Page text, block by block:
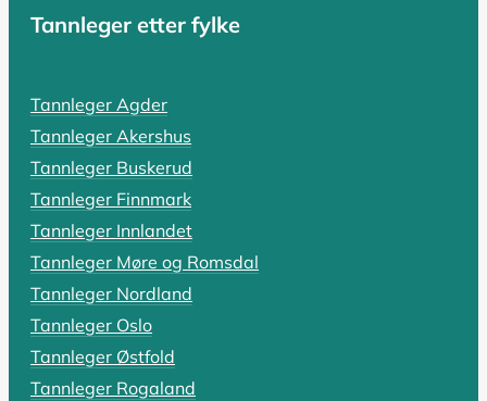
Tannlegevakt: Hva koster
En pulserende tannpine som holder deg våken, en
LES HELE ARTIKKELEN
SIST OPPDATERT 19. OKTOBER 2025
Rotfylling: Alt du må vite om pris,
Har du fått beskjed om at du trenger en rotfylling,
Tannleger etter fylke
Tannleger Agder
Tannleger Akershus
Tannleger Buskerud
Tannleger Finnmark
Tannleger Innlandet
Tannleger Møre og Romsdal
Tannleger Nordland
Tannleger Oslo
Tannleger Østfold
Tannleger Rogaland